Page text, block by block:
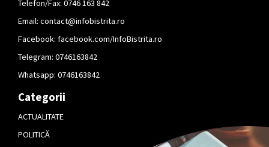
Telefon/Fax: 0746 163 842
Email: contact@infobistrita.ro
Facebook: facebook.com/InfoBistrita.ro
Telegram: 0746163842
Whatsapp: 0746163842
Categorii
ACTUALITATE
POLITICĂ